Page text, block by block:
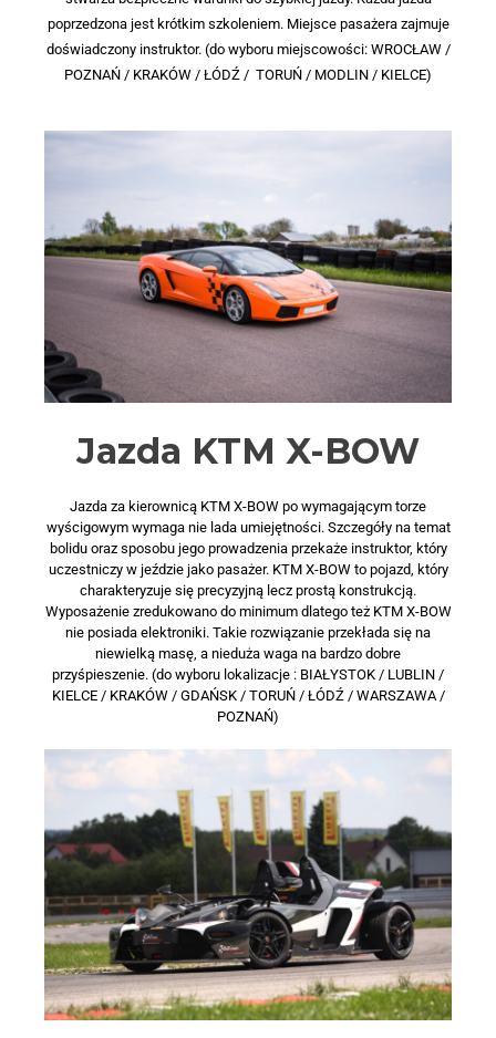
poprzedzona jest krótkim szkoleniem. Miejsce pasażera zajmuje
doświadczony instruktor. (do wyboru miejscowości: WROCŁAW /
POZNAŃ / KRAKÓW / ŁÓDŹ / TORUŃ / MODLIN / KIELCE)
Jazda KTM X-BOW
Jazda za kierownicą KTM X-BOW po wymagającym torze
wyścigowym wymaga nie lada umiejętności. Szczegóły na temat
bolidu oraz sposobu jego prowadzenia przekaże instruktor, który
uczestniczy w jeździe jako pasażer. KTM X-BOW to pojazd, który
charakteryzuje się precyzyjną lecz prostą konstrukcją.
Wyposażenie zredukowano do minimum dlatego też KTM X-BOW
nie posiada elektroniki. Takie rozwiązanie przekłada się na
niewielką masę, a nieduża waga na bardzo dobre
przyśpieszenie. (do wyboru lokalizacje : BIAŁYSTOK / LUBLIN /
KIELCE / KRAKÓW / GDAŃSK / TORUŃ / ŁÓDŹ / WARSZAWA /
POZNAŃ)